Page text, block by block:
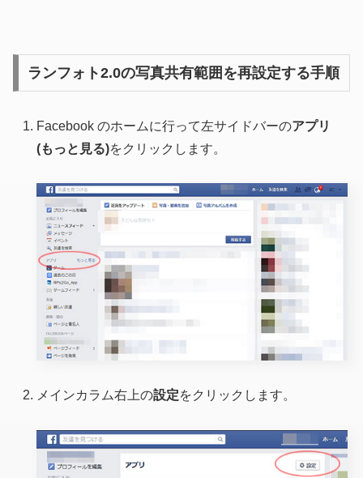
ランフォト2.0の写真共有範囲を再設定する手順
Facebook のホームに行って左サイドバーのアプリ
(もっと見る)をクリックします。
メインカラム右上の設定をクリックします。